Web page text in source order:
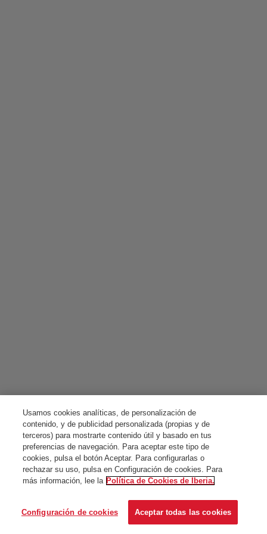
Usamos cookies analíticas, de personalización de
contenido, y de publicidad personalizada (propias y de
terceros) para mostrarte contenido útil y basado en tus
preferencias de navegación. Para aceptar este tipo de
cookies, pulsa el botón Aceptar. Para configurarlas o
rechazar su uso, pulsa en Configuración de cookies. Para
más información, lee la Política de Cookies de Iberia.
Configuración de cookies Aceptar todas las cookies